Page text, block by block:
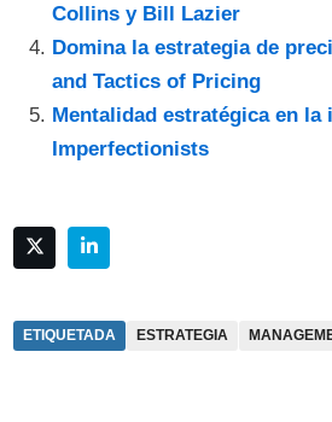
Collins y Bill Lazier
Domina la estrategia de
and Tactics of Pricing
Mentalidad estratégica en
Imperfectionists
ETIQUETADA ESTRATEGIA